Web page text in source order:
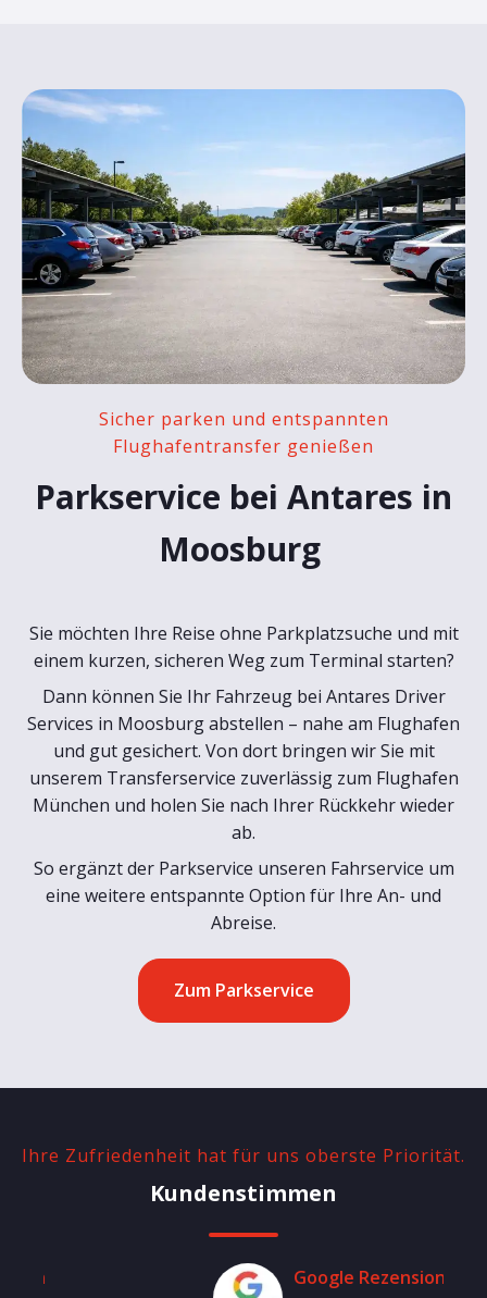
Sicher parken und entspannten
Flughafentransfer genießen
Parkservice bei Antares in
Moosburg
Sie möchten Ihre Reise ohne Parkplatzsuche und mit
einem kurzen, sicheren Weg zum Terminal starten?
Dann können Sie Ihr Fahrzeug bei Antares Driver
Services in Moosburg abstellen – nahe am Flughafen
und gut gesichert. Von dort bringen wir Sie mit
unserem Transferservice zuverlässig zum Flughafen
München und holen Sie nach Ihrer Rückkehr wieder
ab.
So ergänzt der Parkservice unseren Fahrservice um
eine weitere entspannte Option für Ihre An- und
Abreise.
Zum Parkservice
Ihre Zufriedenheit hat für uns oberste Priorität.
Kundenstimmen
Google Rezension